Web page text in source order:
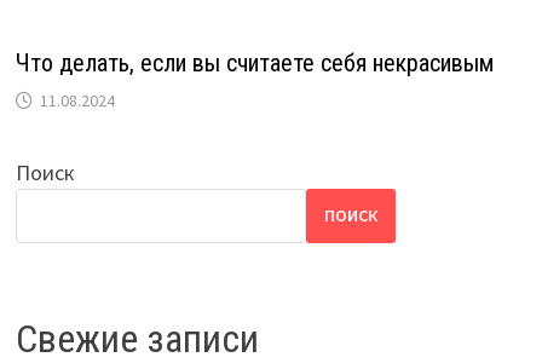
Что делать, если вы считаете себя некрасивым
11.08.2024
Поиск
ПОИСК
Свежие записи